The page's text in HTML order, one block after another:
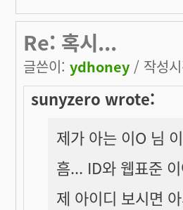
Re: 혹시...
글쓴이: ydhoney / 작성
sunyzero wrote:
제가 아는 이O 님
흠... ID와 웹표준
제 아이디 보시면